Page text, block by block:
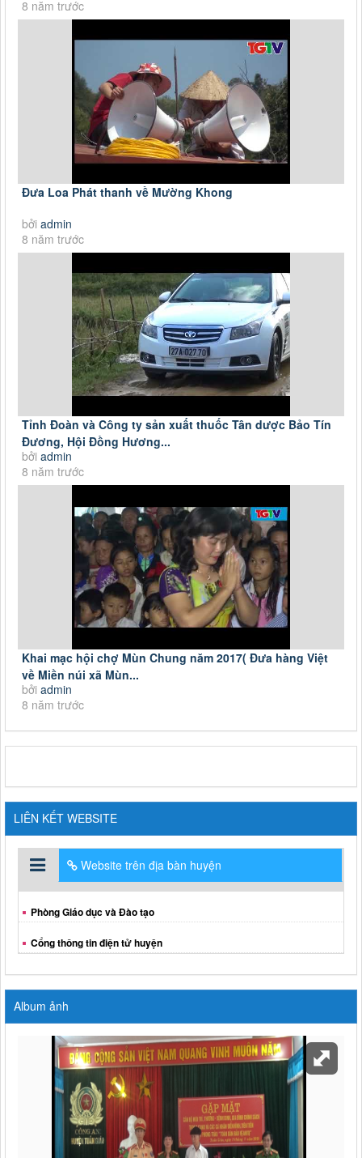
8 năm trước
Đưa Loa Phát thanh về Mường Khong
bởi admin
8 năm trước
Tỉnh Đoàn và Công ty sản xuất thuốc Tân dược Bảo Tín
Đương, Hội Đồng Hương...
bởi admin
8 năm trước
Khai mạc hội chợ Mùn Chung năm 2017( Đưa hàng Việt
về Miền núi xã Mùn...
bởi admin
8 năm trước
LIÊN KẾT WEBSITE
Website trên địa bàn huyện
Phòng Giáo dục và Đào tạo
Cổng thông tin điện tử huyện
Album ảnh